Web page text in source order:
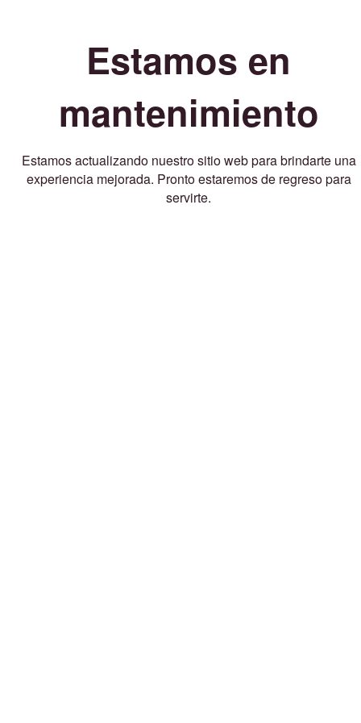
Estamos en
mantenimiento
Estamos actualizando nuestro sitio web para brindarte una
experiencia mejorada. Pronto estaremos de regreso para
servirte.